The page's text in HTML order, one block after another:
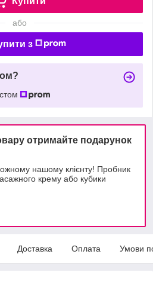
або
з
отримайте подарунок
нашому клієнту! Пробник
крему або кубики
Доставка Оплата Умови